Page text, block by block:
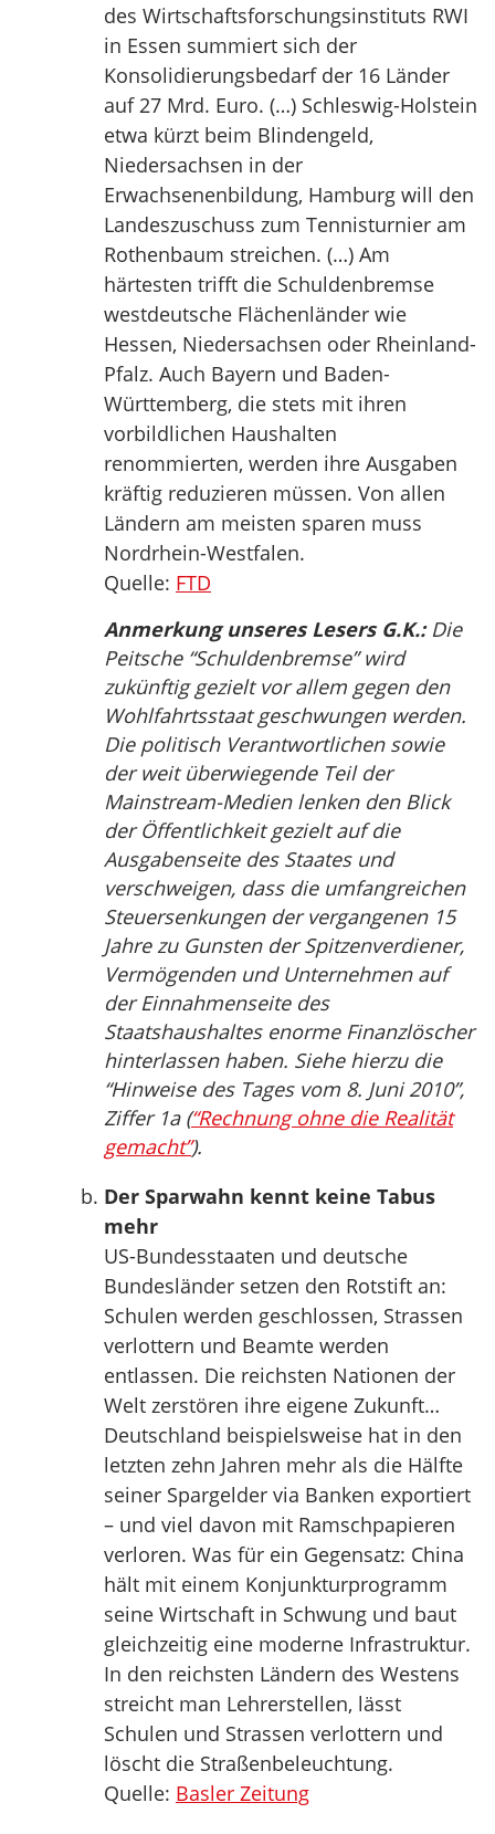
des Wirtschaftsforschungsinstituts RWI
in Essen summiert sich der
Konsolidierungsbedarf der 16 Länder
auf 27 Mrd. Euro. (…) Schleswig-Holstein
etwa kürzt beim Blindengeld,
Niedersachsen in der
Erwachsenenbildung, Hamburg will den
Landeszuschuss zum Tennisturnier am
Rothenbaum streichen. (…) Am
härtesten trifft die Schuldenbremse
westdeutsche Flächenländer wie
Hessen, Niedersachsen oder Rheinland-
Pfalz. Auch Bayern und Baden-
Württemberg, die stets mit ihren
vorbildlichen Haushalten
renommierten, werden ihre Ausgaben
kräftig reduzieren müssen. Von allen
Ländern am meisten sparen muss
Nordrhein-Westfalen.
Quelle: FTD
Anmerkung unseres Lesers G.K.:Die
Peitsche “Schuldenbremse” wird
zukünftig gezielt vor allem gegen den
Wohlfahrtsstaat geschwungen werden.
Die politisch Verantwortlichen sowie
der weit überwiegende Teil der
Mainstream-Medien lenken den Blick
der Öffentlichkeit gezielt auf die
Ausgabenseite des Staates und
verschweigen, dass die umfangreichen
Steuersenkungen der vergangenen 15
Jahre zu Gunsten der Spitzenverdiener,
Vermögenden und Unternehmen auf
der Einnahmenseite des
Staatshaushaltes enorme Finanzlöscher
hinterlassen haben. Siehe hierzu die
“Hinweise des Tages vom 8. Juni 2010”,
Ziffer 1a (“Rechnung ohne die Realität
gemacht”).
Der Sparwahn kennt keine Tabus
mehr
US-Bundesstaaten und deutsche
Bundesländer setzen den Rotstift an:
Schulen werden geschlossen, Strassen
verlottern und Beamte werden
entlassen. Die reichsten Nationen der
Welt zerstören ihre eigene Zukunft…
Deutschland beispielsweise hat in den
letzten zehn Jahren mehr als die Hälfte
seiner Spargelder via Banken exportiert
– und viel davon mit Ramschpapieren
verloren. Was für ein Gegensatz: China
hält mit einem Konjunkturprogramm
seine Wirtschaft in Schwung und baut
gleichzeitig eine moderne Infrastruktur.
In den reichsten Ländern des Westens
streicht man Lehrerstellen, lässt
Schulen und Strassen verlottern und
löscht die Straßenbeleuchtung.
Quelle: Basler Zeitung